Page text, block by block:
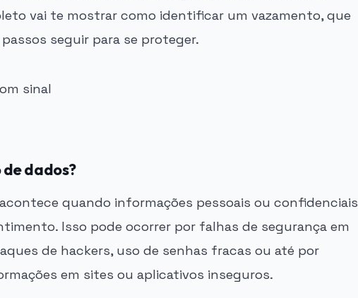
vai te mostrar como identificar um vazamento, que
seguir para se proteger.
dados?
quando informações pessoais ou confidenciais
Isso pode ocorrer por falhas de segurança em
de hackers, uso de senhas fracas ou até por
em sites ou aplicativos inseguros.